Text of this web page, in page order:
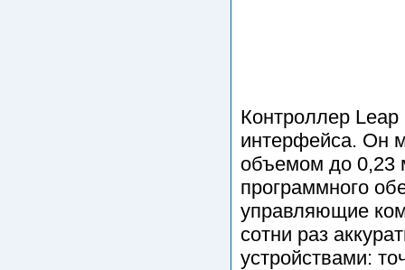
Контроллер
интерфейса. Он
объемом до 0,23
программного
управляющие
сотни раз
устройствами: